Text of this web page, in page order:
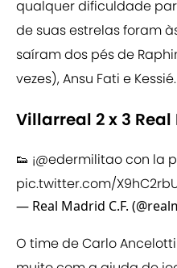
qualquer dificuldade
de suas estrelas foram
saíram dos pés de
vezes), Ansu Fati e Kessié.
Villarreal 2 x 3
👟 ¡@edermilitaocon la
pic.twitter.com/
— Real Madrid C.F.
O time de Carlo